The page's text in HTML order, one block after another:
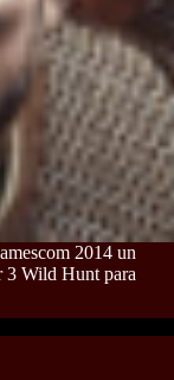
2014 un
3 Wild Hunt para